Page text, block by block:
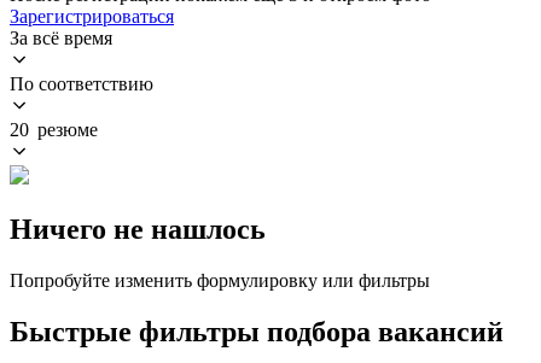
Зарегистрироваться
За всё время
По соответствию
20 резюме
Ничего не нашлось
Попробуйте изменить формулировку или фильтры
Быстрые фильтры подбора вакансий